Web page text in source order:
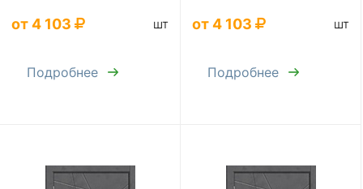
от 4 103 шт
Подробнее
от 4 103 шт
Подробнее